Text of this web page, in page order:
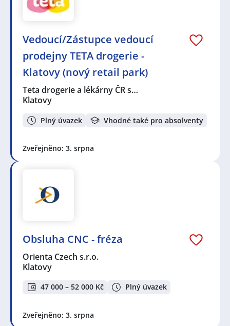
Vedoucí/Zástupce vedoucí
prodejny TETA drogerie -
Klatovy (nový retail park)
Teta drogerie a lékárny ČR s…
Klatovy
Plný úvazek Vhodné také pro absolventy
Zveřejněno: 3. srpna
Obsluha CNC - fréza
Orienta Czech s.r.o.
Klatovy
47 000 – 52 000 Kč Plný úvazek
Zveřejněno: 3. srpna